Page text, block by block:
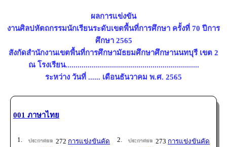
ผลการแข่งขัน
งานศิลปหัตถกรรมนักเรียนระดับเขตพื้นที่การศึกษา ครั้งที่ 70 ปีการ
ศึกษา 2565
สังกัดสำนักงานเขตพื้นที่การศึกษามัธยมศึกษาศึกษานนทบุรี เขต 2
ณ โรงเรียน..................................................................
ระหว่าง วันที่ ...... เดือนธันวาคม พ.ศ. 2565
001 ภาษาไทย
1. 272 การแข่งขันคัด
2. 273 การแข่งขันคัด